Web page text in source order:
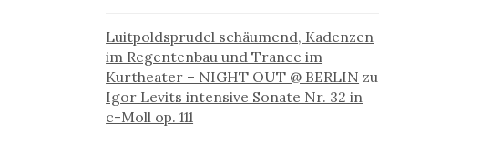
Luitpoldsprudel schäumend, Kadenzen
im Regentenbau und Trance im
Kurtheater – NIGHT OUT @ BERLIN zu
Igor Levits intensive Sonate Nr. 32 in
c-Moll op. 111